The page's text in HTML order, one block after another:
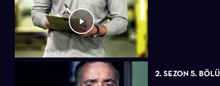
2. SEZON 5.